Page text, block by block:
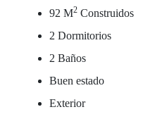
92 M2 Construidos
2 Dormitorios
2 Baños
Buen estado
Exterior